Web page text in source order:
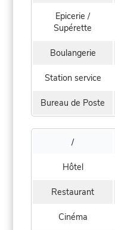
Epicerie /
Supérette
Boulangerie
Station service
Bureau de Poste
/
Hôtel
Restaurant
Cinéma